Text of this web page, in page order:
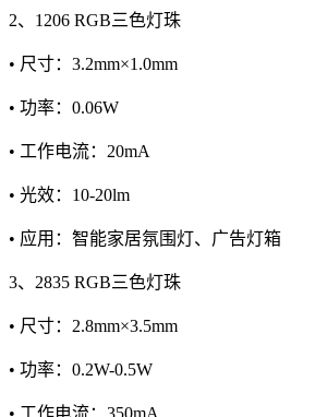
2、1206 RGB三色灯珠
• 尺寸：3.2mm×1.0mm
• 功率：0.06W
• 工作电流：20mA
• 光效：10-20lm
• 应用：智能家居氛围灯、广告灯箱
3、2835 RGB三色灯珠
• 尺寸：2.8mm×3.5mm
• 功率：0.2W-0.5W